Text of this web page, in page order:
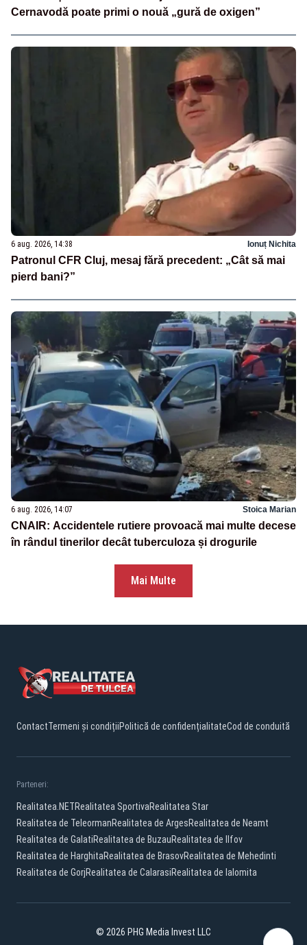
Cernavodă poate primi o nouă „gură de oxigen”
6 aug. 2026, 14:38 Ionuț Nichita
Patronul CFR Cluj, mesaj fără precedent: „Cât să mai
pierd bani?”
6 aug. 2026, 14:07 Stoica Marian
CNAIR: Accidentele rutiere provoacă mai multe decese
în rândul tinerilor decât tuberculoza și drogurile
Mai Multe
ContactTermeni și condițiiPolitică de confidențialitateCod de conduită
Parteneri:
Realitatea.NETRealitatea SportivaRealitatea Star
Realitatea de TeleormanRealitatea de ArgesRealitatea de Neamt
Realitatea de GalatiRealitatea de BuzauRealitatea de Ilfov
Realitatea de HarghitaRealitatea de BrasovRealitatea de Mehedinti
Realitatea de GorjRealitatea de CalarasiRealitatea de Ialomita
© 2026 PHG Media Invest LLC